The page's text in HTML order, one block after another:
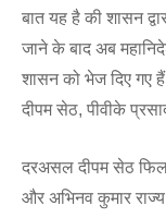
बात यह है की शासन
जाने के बाद अब
शासन को भेज दिए गए
दीपम सेठ, पीवीके
दरअसल दीपम सेठ
और अभिनव कुमार